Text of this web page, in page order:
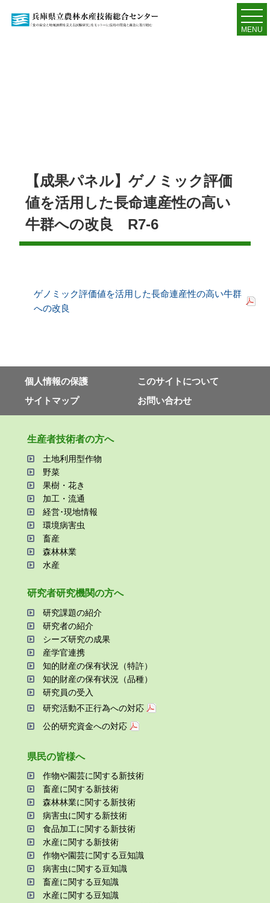
MENU
【成果パネル】ゲノミック評価
値を活用した長命連産性の高い
牛群への改良 R7-6
ゲノミック評価値を活用した長命連産性の高い牛群
への改良
個⼈情報の保護
このサイトについて
サイトマップ
お問い合わせ
⽣産者技術者の⽅へ
⼟地利⽤型作物
野菜
果樹・花き
加⼯・流通
経営･現地情報
環境病害⾍
畜産
森林林業
⽔産
研究者研究機関の⽅へ
研究課題の紹介
研究者の紹介
シーズ研究の成果
産学官連携
知的財産の保有状況（特許）
知的財産の保有状況（品種）
研究員の受⼊
研究活動不正⾏為への対応
公的研究資金への対応
県⺠の皆様へ
作物や園芸に関する新技術
畜産に関する新技術
森林林業に関する新技術
病害⾍に関する新技術
⾷品加⼯に関する新技術
⽔産に関する新技術
作物や園芸に関する⾖知識
病害⾍に関する⾖知識
畜産に関する⾖知識
⽔産に関する⾖知識